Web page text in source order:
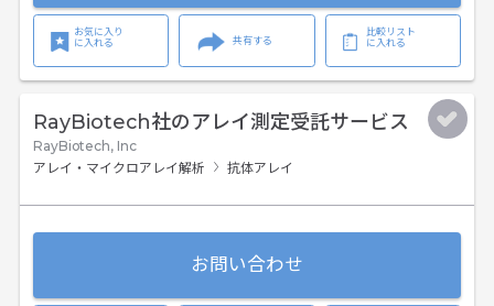
お気に入り
に入れる
共有する
比較リスト
に入れる
RayBiotech社のアレイ測定受託サービス
RayBiotech, Inc
アレイ・マイクロアレイ解析
抗体アレイ
お問い合わせ